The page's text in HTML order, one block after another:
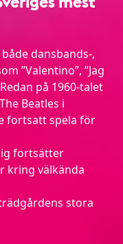
dansbands-,
”Valentino”, ”Jag
på 1960-talet
Beatles i
fortsatt spela för
fortsätter
kring välkända
stora